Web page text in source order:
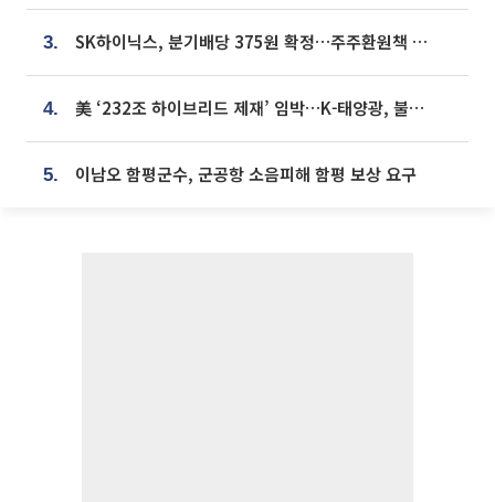
3. SK하이닉스, 분기배당 375원 확정…주주환원책 9월로 앞당겨 발표
4. 美 ‘232조 하이브리드 제재’ 임박…K-태양광, 불확실성 털고 날개 다나
5. 이남오 함평군수, 군공항 소음피해 함평 보상 요구